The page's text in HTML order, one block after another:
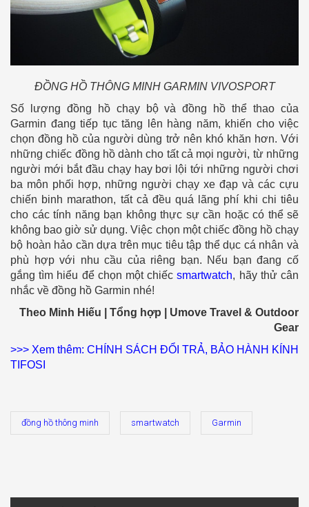
ĐỒNG HỒ THÔNG MINH GARMIN VIVOSPORT
Số lượng đồng hồ chạy bộ và đồng hồ thể thao của
Garmin đang tiếp tục tăng lên hàng năm, khiến cho việc
chọn đồng hồ của người dùng trở nên khó khăn hơn. Với
những chiếc đồng hồ dành cho tất cả mọi người, từ những
người mới bắt đầu chạy hay bơi lội tới những người chơi
ba môn phối hợp, những người chạy xe đạp và các cựu
chiến binh marathon, tất cả đều quá lãng phí khi chi tiêu
cho các tính năng bạn không thực sự cần hoặc có thể sẽ
không bao giờ sử dụng. Việc chọn một chiếc đồng hồ chạy
bộ hoàn hảo cần dựa trên mục tiêu tập thể dục cá nhân và
phù hợp với nhu cầu của riêng bạn. Nếu bạn đang cố
gắng tìm hiểu để chọn một chiếcsmartwatch, hãy thử cân
nhắc về đồng hồ Garmin nhé!
Theo Minh Hiếu | Tổng hợp | Umove Travel & Outdoor
Gear
>>> Xem thêm: CHÍNH SÁCH ĐỔI TRẢ, BẢO HÀNH KÍNH
TIFOSI
đồng hồ thông minh smartwatch Garmin